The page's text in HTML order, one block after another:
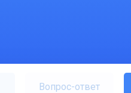
Вопрос-ответ